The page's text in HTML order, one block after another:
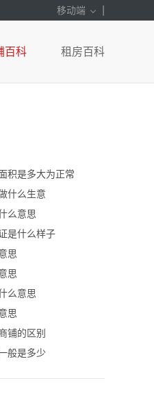
移动端
百科 租房百科
积是多大为正常
什么生意
么意思
是什么样子
思
思
么意思
思
铺的区别
般是多少